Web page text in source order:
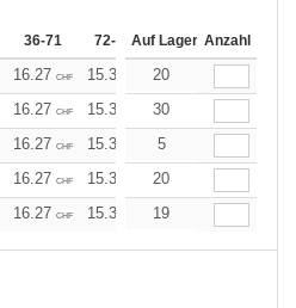
36-71 72-143 144-287 288 +
Auf Lager Anzahl
16.27 CHF 15.37 14.46
20
16.27 CHF 15.37 14.46
30
16.27 CHF 15.37 14.46
5
16.27 CHF 15.37 14.46
20
16.27 CHF 15.37 14.46
19